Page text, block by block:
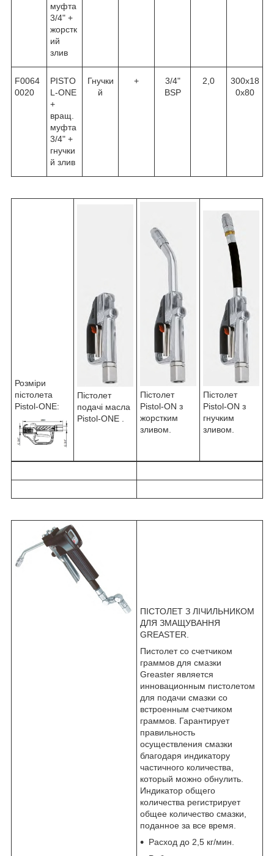
муфта
3/4" +
жорстк
ий
злив
F0064
0020
PISTO
L-ONE
+
вращ.
муфта
3/4" +
гнучки
й злив
Гнучки
й
+
3/4"
BSP
2,0
300х18
0х80
Розміри
пістолета
Pistol-ONE:
Пістолет
подачі масла
Pistol-ONE .
Пістолет
Pistol-ON з
жорстким
зливом.
Пістолет
Pistol-ON з
гнучким
зливом.
ПІСТОЛЕТ З ЛІЧИЛЬНИКОМ
ДЛЯ ЗМАЩУВАННЯ
GREASTER.
Пистолет со счетчиком
граммов для смазки
Greaster является
инновационным пистолетом
для подачи смазки со
встроенным счетчиком
граммов. Гарантирует
правильность
осуществления смазки
благодаря индикатору
частичного количества,
который можно обнулить.
Индикатор общего
количества регистрирует
общее количество смазки,
поданное за все время.
Расход до 2,5 кг/мин.